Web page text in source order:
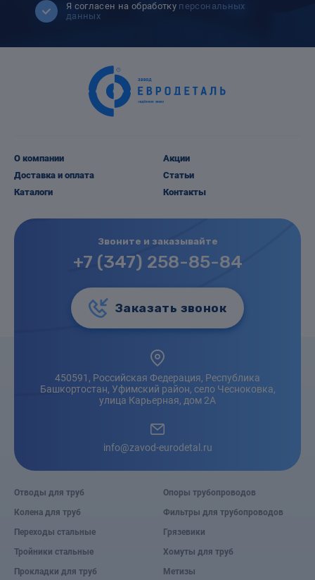
Я согласен на обработку персональных
данных
О компании
Доставка и оплата
Каталоги
Акции
Статьи
Контакты
Звоните и заказывайте
+7 (347) 258-85-84
Заказать звонок
450591, Российская Федерация, Республика
Башкортостан, Уфимский район, село Чесноковка,
улица Карьерная, дом 2А
info@zavod-eurodetal.ru
Отводы для труб
Колена для труб
Переходы стальные
Тройники стальные
Прокладки для труб
Опоры трубопроводов
Фильтры для трубопроводов
Грязевики
Хомуты для труб
Метизы